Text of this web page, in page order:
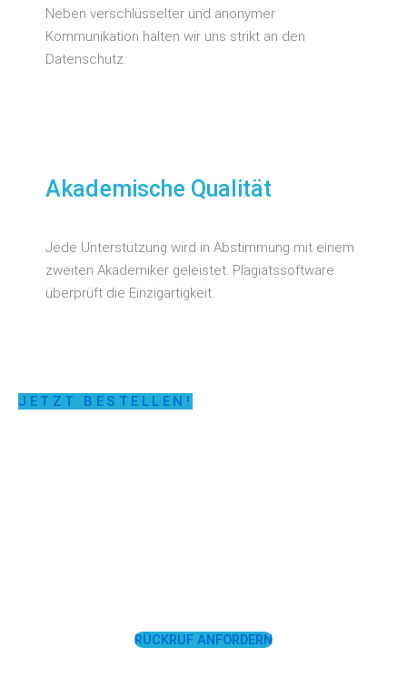
Neben verschlüsselter und anonymer
Kommunikation halten wir uns strikt an den
Datenschutz.
Akademische Qualität
Jede Unterstützung wird in Abstimmung mit einem
zweiten Akademiker geleistet. Plagiatssoftware
überprüft die Einzigartigkeit.
JETZT BESTELLEN!
RÜCKRUF ANFORDERN